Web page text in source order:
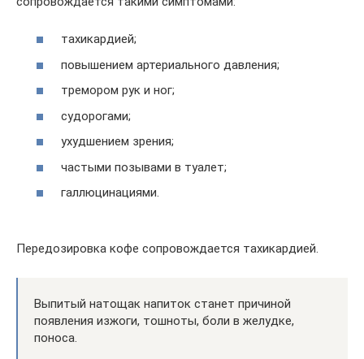
тахикардией;
повышением артериального давления;
тремором рук и ног;
судорогами;
ухудшением зрения;
частыми позывами в туалет;
галлюцинациями.
Передозировка кофе сопровождается тахикардией.
Выпитый натощак напиток станет причиной
появления изжоги, тошноты, боли в желудке,
поноса.